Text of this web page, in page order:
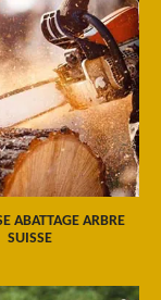
ABATTAGE ARBRE
SUISSE